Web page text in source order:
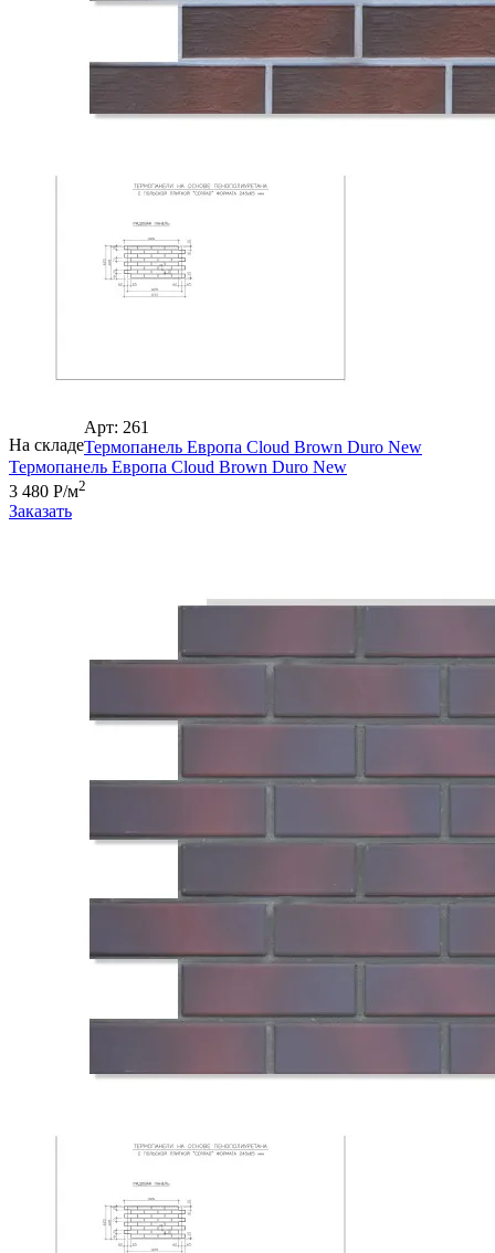
На складе
Арт: 261
Термопанель Европа Cloud Brown Duro New
Термопанель Европа Cloud Brown Duro New
3 480 Р/м2
Заказать